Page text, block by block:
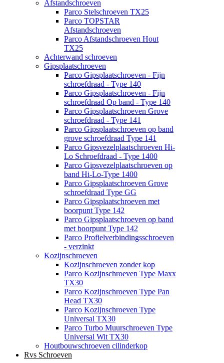
Afstandschroeven
Parco Stelschroeven TX25
Parco TOPSTAR
Afstandschroeven
Parco Afstandschroeven Hout
TX25
Achterwand schroeven
Gipsplaatschroeven
Parco Gipsplaatschroeven - Fijn
schroefdraad - Type 140
Parco Gipsplaatschroeven - Fijn
schroefdraad Op band - Type 140
Parco Gipsplaatschroeven Grove
schroefdraad - Type 141
Parco Gipsplaatschroeven op band
grove schroefdraad Type 141
Parco Gipsvezelplaatschroeven Hi-
Lo Schroefdraad - Type 1400
Parco Gipsvezelplaatschroeven op
band Hi-Lo-Type 1400
Parco Gipsplaatschroeven Grove
schroefdraad Type GG
Parco Gipsplaatschroeven met
boorpunt Type 142
Parco Gipsplaatschroeven op band
met boorpunt Type 142
Parco Profielverbindingsschroeven
- verzinkt
Kozijnschroeven
Kozijnschroeven zonder kop
Parco Kozijnschroeven Type Maxx
TX30
Parco Kozijnschroeven Type Pan
Head TX30
Parco Kozijnschroeven Type
Universal TX30
Parco Turbo Muurschroeven Type
Universal Wit TX30
Houtbouwschroeven cilinderkop
Rvs Schroeven